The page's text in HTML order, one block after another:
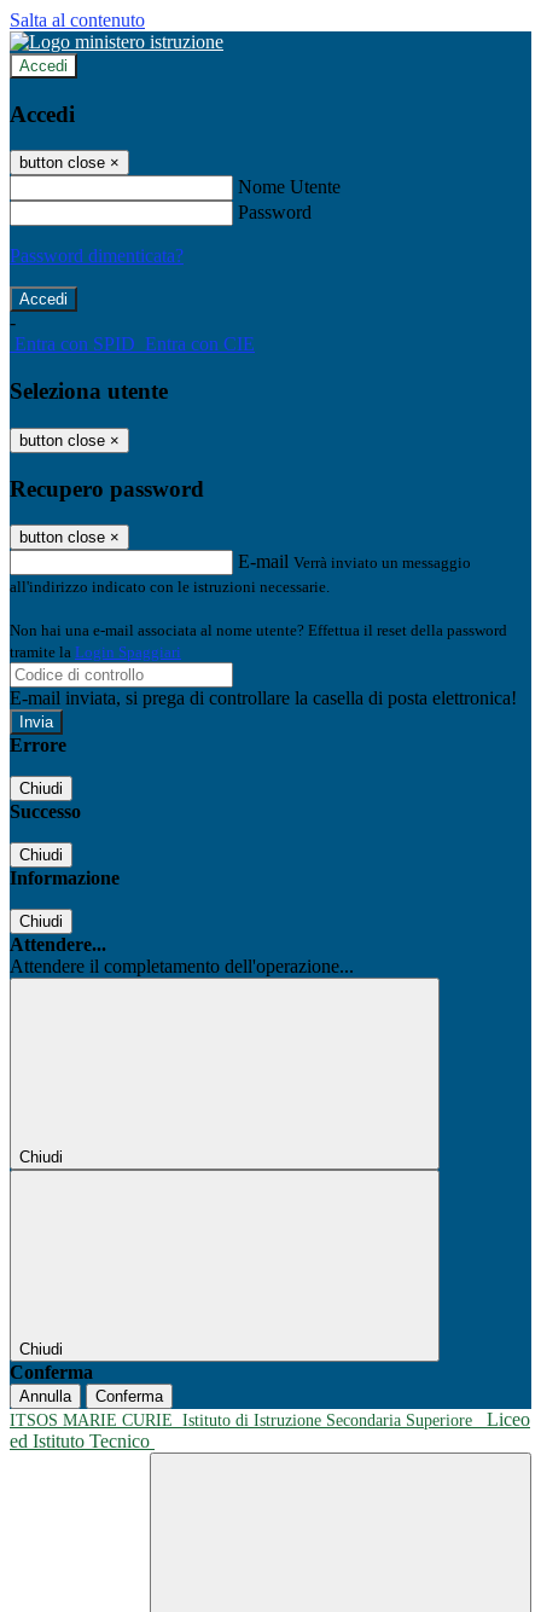
Salta al contenuto
Accedi
Accedi
button close ×
Nome Utente
Password
Password dimenticata?
-
Entra con SPID Entra con CIE
Seleziona utente
button close ×
Recupero password
button close ×
E-mail Verrà inviato un messaggio
all'indirizzo indicato con le istruzioni necessarie.
Non hai una e-mail associata al nome utente? Effettua il reset della password
tramite la Login Spaggiari
E-mail inviata, si prega di controllare la casella di posta elettronica!
Errore
Chiudi
Successo
Chiudi
Informazione
Chiudi
Attendere...
Attendere il completamento dell'operazione...
Chiudi
Chiudi
Conferma
Annulla
Conferma
ITSOS MARIE CURIE Istituto di Istruzione Secondaria Superiore
Liceo
ed Istituto Tecnico